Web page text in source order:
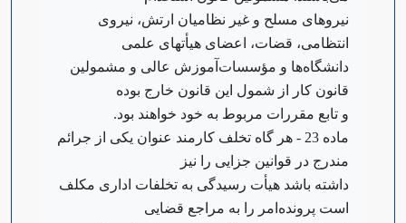
نیروهای مسلح و غیر نظامیان ارتش، نیروی
انتظامی، قضات، اعضای هیأتهای علمی
دانشگاه‌ها و مؤسسات‌آموزش عالی و مشمولین
قانون کار از شمول این قانون خارج بوده
و تابع مقررات مربوط به خود خواهند بود.
‌ماده 23 - هر گاه تخلف کارمند عنوان یکی از جرائم
مندرج در قوانین جزایی را نیز
داشته باشد هیأت رسیدگی به تخلفات اداری مکلف
است پرونده‌امر را به مراجع قضایی